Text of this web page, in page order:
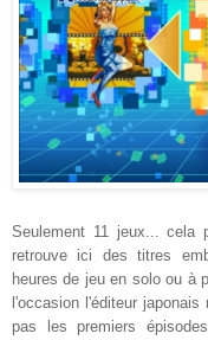
Seulement 11 jeux... cela
retrouve ici des titres
heures de jeu en solo ou à
l'occasion l'éditeur
pas les premiers